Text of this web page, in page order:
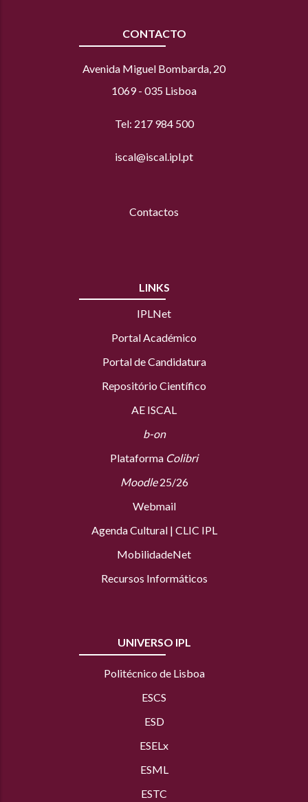
CONTACTO
Avenida Miguel Bombarda, 20
1069 - 035 Lisboa
Tel: 217 984 500
iscal@iscal.ipl.pt
Contactos
LINKS
IPLNet
Portal Académico
Portal de Candidatura
Repositório Científico
AE ISCAL
b-on
Plataforma Colibri
Moodle25/26
Webmail
Agenda Cultural| CLIC IPL
MobilidadeNet
Recursos Informáticos
UNIVERSO IPL
Politécnico de Lisboa
ESCS
ESD
ESELx
ESML
ESTC